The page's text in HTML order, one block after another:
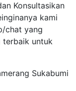
Konsultasikan
kami
chat yang
terbaik untuk
Sukabumi